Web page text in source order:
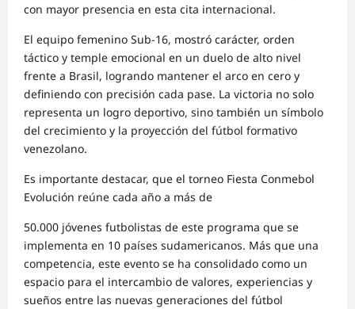
con mayor presencia en esta cita internacional.
El equipo femenino Sub-16, mostró carácter, orden
táctico y temple emocional en un duelo de alto nivel
frente a Brasil, logrando mantener el arco en cero y
definiendo con precisión cada pase. La victoria no solo
representa un logro deportivo, sino también un símbolo
del crecimiento y la proyección del fútbol formativo
venezolano.
Es importante destacar, que el torneo Fiesta Conmebol
Evolución reúne cada año a más de
50.000 jóvenes futbolistas de este programa que se
implementa en 10 países sudamericanos. Más que una
competencia, este evento se ha consolidado como un
espacio para el intercambio de valores, experiencias y
sueños entre las nuevas generaciones del fútbol